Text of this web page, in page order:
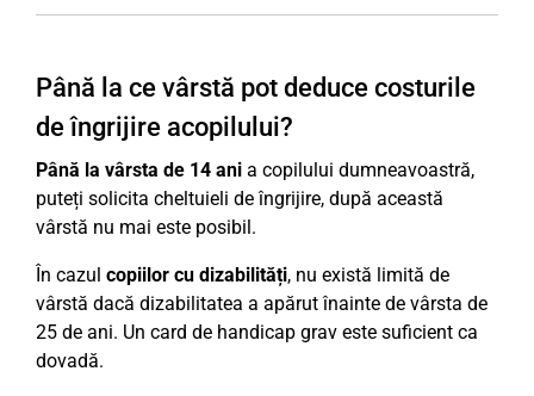
Până la ce vârstă pot deduce costurile
de îngrijire acopilului?
Până la vârsta de 14 ani a copilului dumneavoastră,
puteți solicita cheltuieli de îngrijire, după această
vârstă nu mai este posibil.
În cazul copiilor cu dizabilități, nu există limită de
vârstă dacă dizabilitatea a apărut înainte de vârsta de
25 de ani. Un card de handicap grav este suficient ca
dovadă.